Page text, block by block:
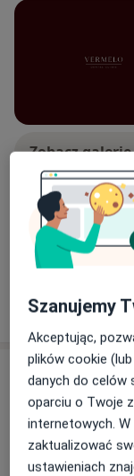
komplikowania,
najwyższych
Poza pracą
narciarskim lub
formę relaksu,
dyscypliny,
-wartości, które
Zobacz galerię
Płatność
Oszczędź
Aktualności
lek. dent.
aleja 29
Szanujemy
Akceptując,
plików cookie
danych do
oparciu o Twoje
internetowych.
zaktualizować
ustawieniach